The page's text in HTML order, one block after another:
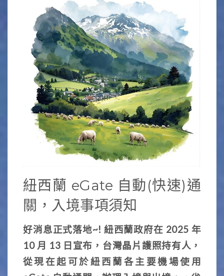
紐西蘭 eGate 自動(快速)通
關，入境事項須知
好消息正式落地~! 紐西蘭政府在 2025 年
10 月 13 日宣布，台灣晶片護照持有人，
從現在起可於紐西蘭各主要機場使用